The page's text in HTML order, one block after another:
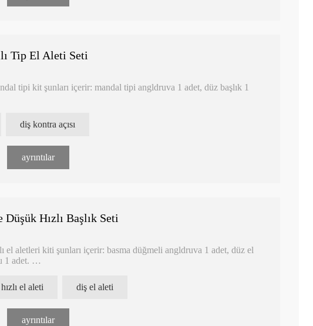
El Aleti İçin Testere Bıçakları
Tip El Aleti Seti
tipi kit şunları içerir: mandal tipi angldruva 1 adet, düz başlık 1
motoru konnektörleri
kolay
gövde
diş kontra açısı
ayrıntılar
Hızlı Başlık Seti
el aletleri kiti şunları içerir: basma düğmeli angldruva 1 adet, düz el
1 adet.
el aleti diş el aleti
ayrıntılar